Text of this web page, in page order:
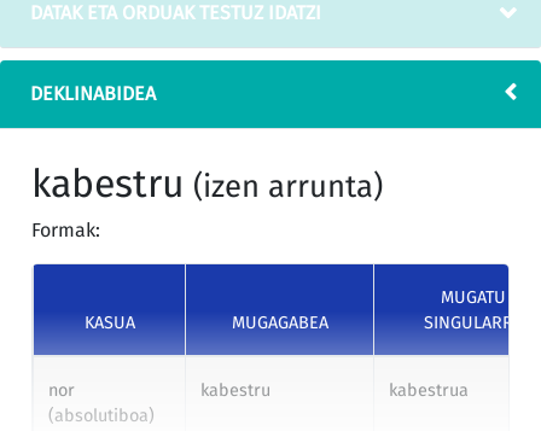
DATAK ETA ORDUAK TESTUZ IDATZI
DEKLINABIDEA
kabestru (izen arrunta)
Formak:
KASUA MUGAGABEA
MUGATU
SINGULARRA
nor
(absolutiboa)
kabestru kabestrua